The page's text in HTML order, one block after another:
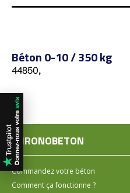
Béton 0-10 / 350 kg
44850,
CHRONOBETON
Commandez votre béton
Comment ça fonctionne ?